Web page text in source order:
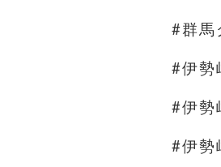
#群馬
#伊勢
#伊勢
#伊勢